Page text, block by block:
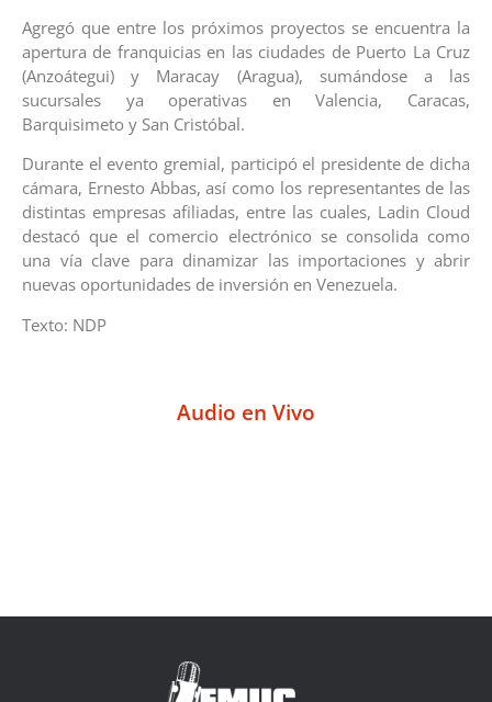
Agregó que entre los próximos proyectos se encuentra la
apertura de franquicias en las ciudades de Puerto La Cruz
(Anzoátegui) y Maracay (Aragua), sumándose a las
sucursales ya operativas en Valencia, Caracas,
Barquisimeto y San Cristóbal.
Durante el evento gremial, participó el presidente de dicha
cámara, Ernesto Abbas, así como los representantes de las
distintas empresas afiliadas, entre las cuales, Ladin Cloud
destacó que el comercio electrónico se consolida como
una vía clave para dinamizar las importaciones y abrir
nuevas oportunidades de inversión en Venezuela.
Texto: NDP
Audio en Vivo